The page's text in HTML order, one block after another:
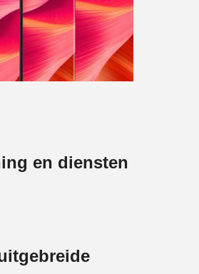
en diensten